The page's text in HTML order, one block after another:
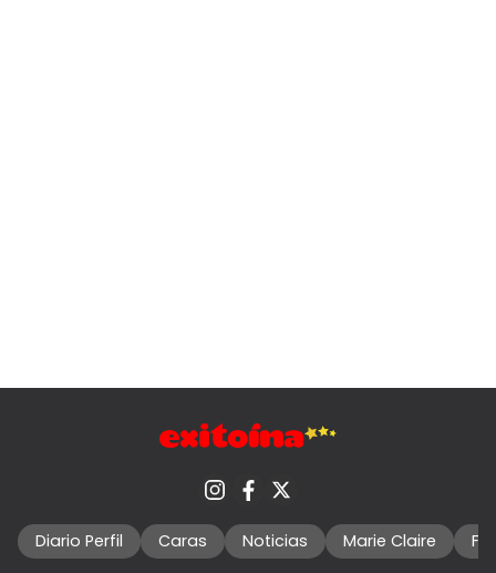
Diario Perfil Caras Noticias Marie Claire